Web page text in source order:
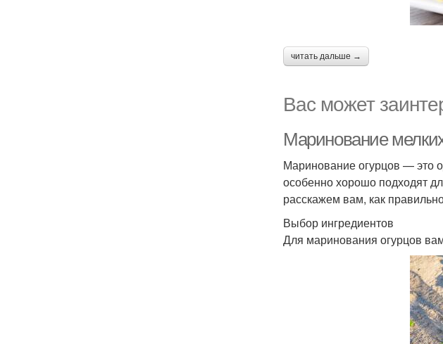
читать дальше →
Вас может
Маринование
Маринование огурцов — это
особенно хорошо подходят
расскажем вам, как
Выбор ингредиентов
Для маринования огурцов